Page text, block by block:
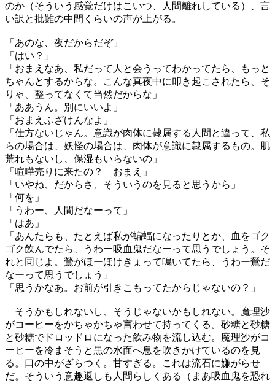
のか（そういう感覚だけはこいつ、人間離れしている）、言
い訳と批難の中間くらいの声が上がる。
「あのな、夜だからだぞ」
「はい？」
「おまえなあ、私だって人と会うってわかってたら、もっと
ちゃんとするからな。こんな真夜中に叩き起こされたら、そ
りゃ、整ってなくて当然だからな」
「ああうん。別にいいよ」
「おまえふざけんなよ」
「仕方ないじゃん。意識が肉体に隷属する人間と違って、私
らの場合は、妖怪の場合は、肉体が意識に隷属するもの。肌
荒れもないし、保湿もいらないの」
「喧嘩売りに来たの？ おまえ」
「いやね、だからさ、そういうのを見ると思うから」
「何を」
「うわー、人間だなーって」
「はあ」
「あんたらも、たとえば私が蝙蝠になったりとか、血をゴク
ゴク飲んでたら、うわー吸血鬼だなーって思うでしょう。そ
れと同じよ。鶯がほーほけきょって鳴いてたら、うわー鶯だ
なーって思うでしょう」
「思うかなあ。お前が引きこもってたからじゃないの？」
そうかもしれないし、そうじゃないかもしれない。魔理沙
がコーヒーをかちゃかちゃ言わせて持ってくる。砂糖と砂糖
と砂糖でドロッドロになった飲み物を流し込む。魔理沙がコ
ーヒーを冷まそうと黒の水面へ息を吹きかけているのを見
る。口の中がざらつく。甘すぎる。これは流石に嫌がらせ
だ。そういう意趣返しも人間らしくある（まあ吸血鬼を恐れ